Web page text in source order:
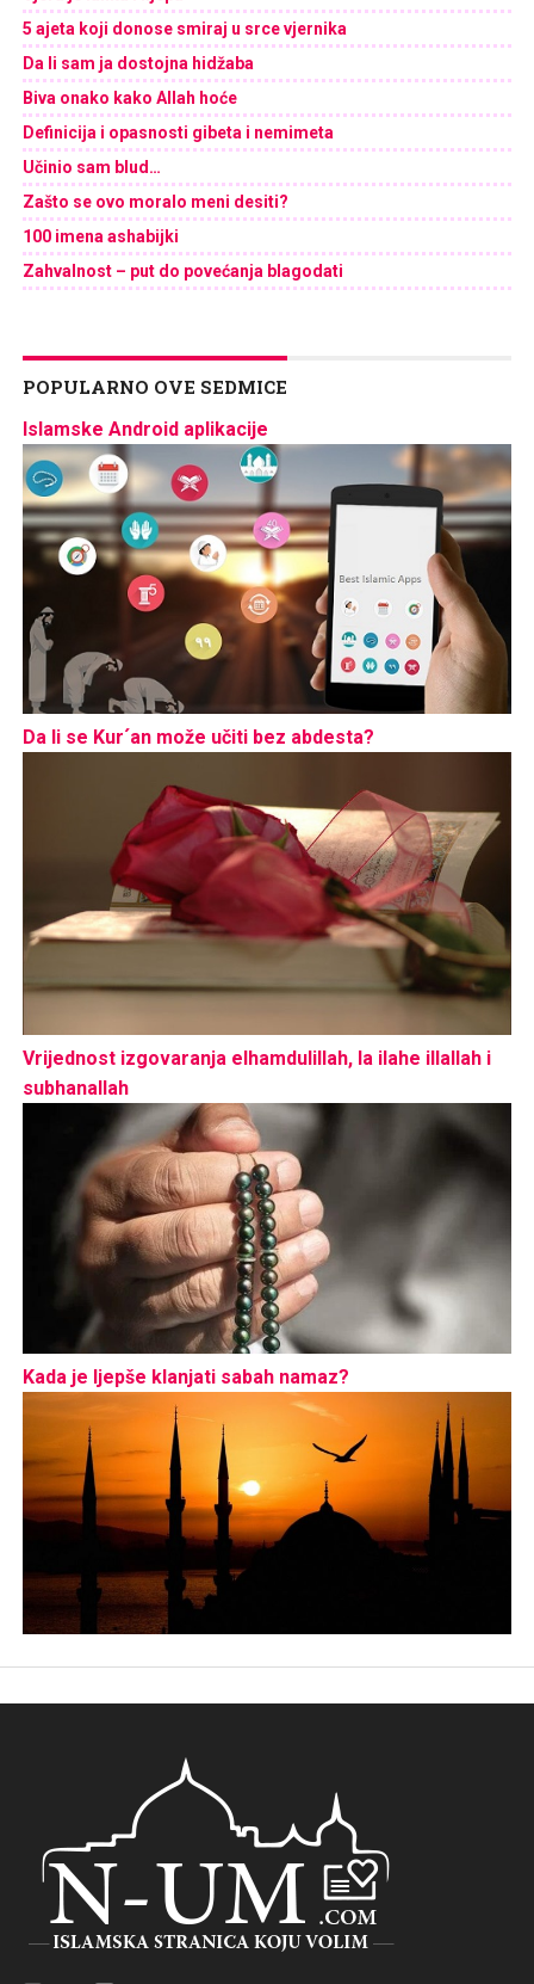
5 ajeta koji donose smiraj u srce vjernika
Da li sam ja dostojna hidžaba
Biva onako kako Allah hoće
Definicija i opasnosti gibeta i nemimeta
Učinio sam blud…
Zašto se ovo moralo meni desiti?
100 imena ashabijki
Zahvalnost – put do povećanja blagodati
POPULARNO OVE SEDMICE
Islamske Android aplikacije
Da li se Kur´an može učiti bez abdesta?
Vrijednost izgovaranja elhamdulillah, la ilahe illallah i
subhanallah
Kada je ljepše klanjati sabah namaz?